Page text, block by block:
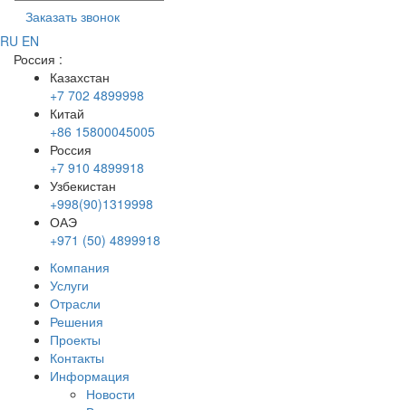
Заказать звонок
RU EN
Россия :
Казахстан
+7 702 4899998
Китай
+86 15800045005
Россия
+7 910 4899918
Узбекистан
+998(90)1319998
ОАЭ
+971 (50) 4899918
Компания
Услуги
Отрасли
Решения
Проекты
Контакты
Информация
Новости